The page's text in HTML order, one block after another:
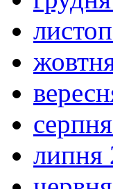
липня